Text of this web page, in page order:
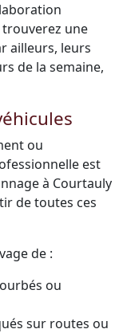
une
ailleurs, leurs
de la semaine,
ou
est
à Courtauly
de toutes ces
de :
ou
sur routes ou